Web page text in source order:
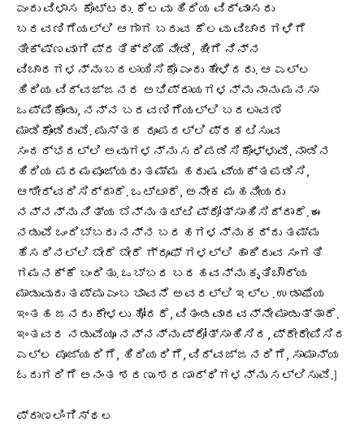
ಎಂದು ವಿಳಾಸ ಕೊಟ್ಟರು. ಕೆಲವು ಹಿರಿಯ ವಿದ್ವಾಂಸರು
ಬರವಣಿಗೆಯಲ್ಲಿ ಆಗಾಗ ಬರುವ ಕೆಲವು ವಿಚಾರಗಳಿಗೆ
ತೀಕ್ಷ್ಣವಾಗಿ ಪ್ರತಿಕ್ರಿಯೆ ನೀಡಿ, ಹೀಗೆ ನಿನ್ನ
ವಿಚಾರಗಳನ್ನು ಬದಲಾಯಿಸಿಕೊ ಎಂದು ಹೇಳಿದರು. ಆ ಎಲ್ಲ
ಹಿರಿಯ ವಿದ್ವಜ್ಜನರ ಅಭಿಪ್ರಾಯಗಳನ್ನು ನಾನು ಮನಸಾ
ಒಪ್ಪಿಕೊಂಡು, ನನ್ನ ಬರವಣಿಗೆಯಲ್ಲಿ ಬದಲಾವಣೆ
ಮಾಡಿಕೊಂಡಿರುವೆ. ಪುಸ್ತಕ ರೂಪದಲ್ಲಿ ಪ್ರಕಟಿಸುವ
ಸಂದರ್ಭದಲ್ಲಿ ಅವುಗಳನ್ನು ಸರಿಪಡಿಸಿಕೊಳ್ಳುವೆ. ನಾಡಿನ
ಹಿರಿಯ ಪರಮಪೂಜ್ಯರು ತಮ್ಮ ಹರುಷ ವ್ಯಕ್ತಪಡಿಸಿ,
ಆಶೀರ್ವದಿಸಿದ್ದಾರೆ. ಒಟ್ಟಾರೆ, ಅನೇಕ ಮಹನೀಯರು
ನನ್ನನ್ನು ನಿತ್ಯ ಬೆನ್ನು ತಟ್ಟಿ ಪ್ರೋತ್ಸಾಹಿಸಿದ್ದಾರೆ. ಈ
ನಡುವೆ ಒಂದಿಬ್ಬರು ನನ್ನ ಬರಹಗಳನ್ನು ಕದ್ದು ತಮ್ಮ
ಹೆಸರಿನಲ್ಲಿ ಬೇರೆ ಬೇರೆ ಗ್ರೂಫ್ ಗಳಲ್ಲಿ ಹಾಕಿರುವ ಸಂಗತಿ
ಗಮನಕ್ಕೆ ಬಂದಿತು. ಒಬ್ಬರ ಬರಹವನ್ನು ಕೃತಿಚೌರ್ಯ
ಮಾಡುವುದು ತಪ್ಪು ಎಂಬ ಭಾವನೆ ಅವರಲ್ಲಿ ಇಲ್ಲ. ಉಡಾಫೆಯ
ಇಂತಹ ಜನರು ಕೇಳಲು ಹೋದರೆ, ವಿತಂಡವಾದವನ್ನೇ ಮಾಡುತ್ತಾರೆ.
ಇಂತವರ ನಡುವೆಯೂ ನನ್ನನ್ನು ಪ್ರೋತ್ಸಾಹಿಸಿದ, ಪ್ರೇರೇಪಿಸಿದ
ಎಲ್ಲ ಪೂಜ್ಯರಿಗೆ, ಹಿರಿಯರಿಗೆ, ವಿದ್ವಜ್ಜನರಿಗೆ, ಸಾಮಾನ್ಯ
ಓದುಗರಿಗೆ ಅನಂತ ಶರಣು ಶರಣಾರ್ಥಿಗಳನ್ನು ಸಲ್ಲಿಸುವೆ.]
ಪ್ರಾಣಲಿಂಗಿಸ್ಥಲ